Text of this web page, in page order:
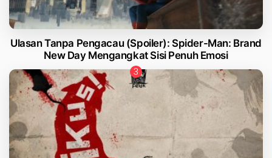
Ulasan Tanpa Pengacau (Spoiler): Spider-Man: Brand
New Day Mengangkat Sisi Penuh Emosi